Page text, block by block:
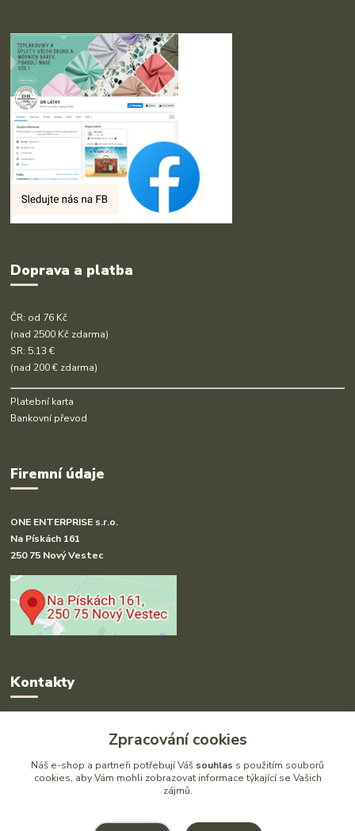
Doprava a platba
ČR: od 76 Kč
(nad 2500 Kč zdarma)
SR: 5.13 €
(nad 200 € zdarma)
Platební karta
Bankovní převod
Firemní údaje
ONE ENTERPRISE s.r.o.
Na Pískách 161
250 75 Nový Vestec
Kontakty
Radka Hakl
+420 777 613 020
(Po-Pá, 9-16 hod.)
Zpracování cookies
Náš e-shop a partneři potřebují Váš souhlas s použitím souborů
cookies, aby Vám mohli zobrazovat informace týkající se Vašich
zájmů.